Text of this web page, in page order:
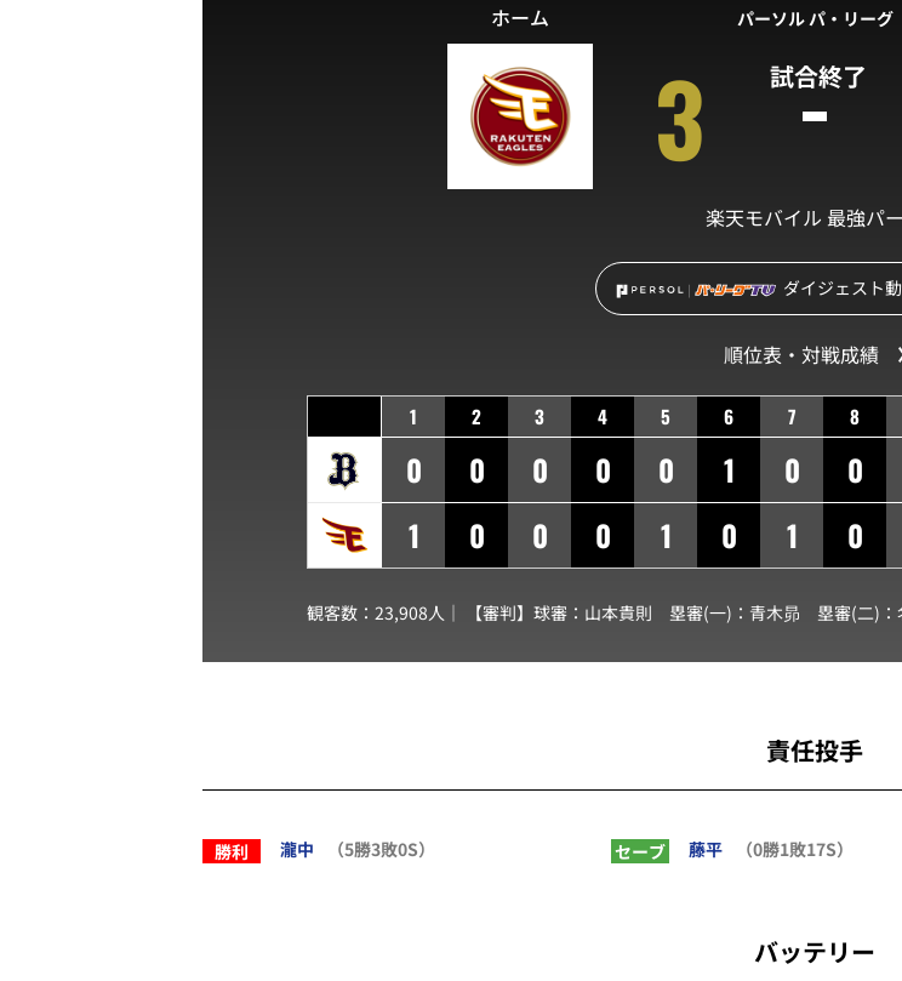
パーソル パ・リーグ
試合終了
ホーム
3
楽天モバイル 最強パ
ダイジェスト
順位表・対戦成績
1 2 3 4 5 6 7 8
0 0 0 0 0 1 0 0
1
0 0 0 1 0 1 0
観客数：23,908人｜ 【審判】球審： 山本貴則 塁審(一)： 青木昴 塁審(二)：
責任投手
勝利 瀧中 （5勝3敗0S） セーブ 藤平 （0勝1敗17S）
バッテリー